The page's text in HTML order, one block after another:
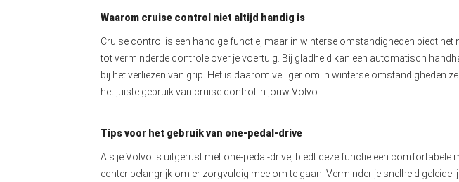
Waarom cruise control niet altijd handig is
Cruise control is een handige functie, maar in winterse omstandigheden biedt het
tot verminderde controle over je voertuig. Bij gladheid kan een automatisch
bij het verliezen van grip. Het is daarom veiliger om in winterse omstandigheden
het juiste gebruik van cruise control in jouw Volvo.
Tips voor het gebruik van one-pedal-drive
Als je Volvo is uitgerust met one-pedal-drive, biedt deze functie een
echter belangrijk om er zorgvuldig mee om te gaan. Verminder je snelheid